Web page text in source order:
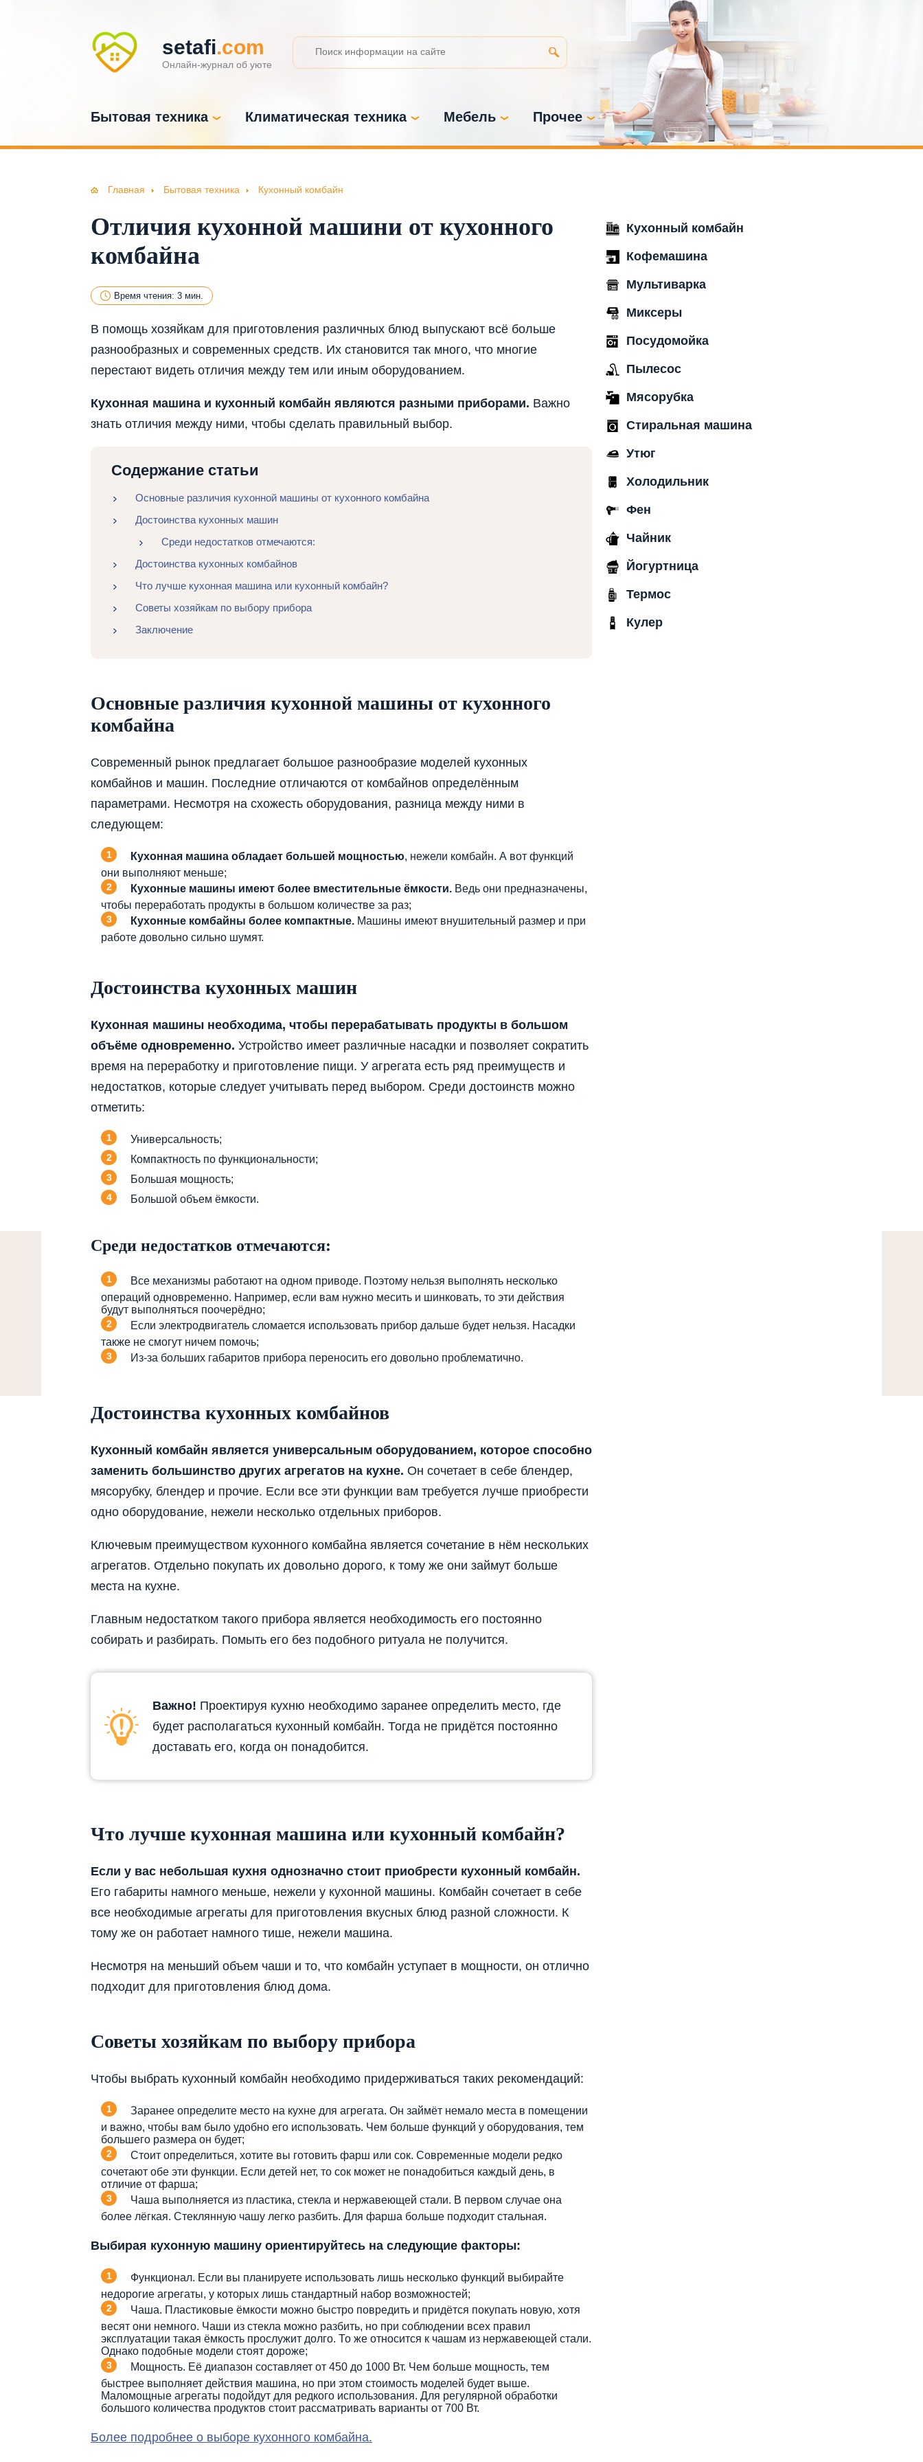
setafi.com
Онлайн-журнал об уюте
Бытовая техника Климатическая техника Мебель Прочее
Главная Бытовая техника Кухонный комбайн
Отличия кухонной машини от кухонного
комбайна
Время чтения: 3 мин.
В помощь хозяйкам для приготовления различных блюд выпускают всё больше
разнообразных и современных средств. Их становится так много, что многие
перестают видеть отличия между тем или иным оборудованием.
Кухонная машина и кухонный комбайн являются разными приборами. Важно
знать отличия между ними, чтобы сделать правильный выбор.
Содержание статьи
Основные различия кухонной машины от кухонного комбайна
Достоинства кухонных машин
Среди недостатков отмечаются:
Достоинства кухонных комбайнов
Что лучше кухонная машина или кухонный комбайн?
Советы хозяйкам по выбору прибора
Заключение
Основные различия кухонной машины от кухонного
комбайна
Современный рынок предлагает большое разнообразие моделей кухонных
комбайнов и машин. Последние отличаются от комбайнов определённым
параметрами. Несмотря на схожесть оборудования, разница между ними в
следующем:
Кухонная машина обладает большей мощностью, нежели комбайн. А вот функций
они выполняют меньше;
Кухонные машины имеют более вместительные ёмкости. Ведь они предназначены,
чтобы переработать продукты в большом количестве за раз;
Кухонные комбайны более компактные. Машины имеют внушительный размер и при
работе довольно сильно шумят.
Достоинства кухонных машин
Кухонная машины необходима, чтобы перерабатывать продукты в большом
объёме одновременно. Устройство имеет различные насадки и позволяет сократить
время на переработку и приготовление пищи. У агрегата есть ряд преимуществ и
недостатков, которые следует учитывать перед выбором. Среди достоинств можно
отметить:
Универсальность;
Компактность по функциональности;
Большая мощность;
Большой объем ёмкости.
Среди недостатков отмечаются:
Все механизмы работают на одном приводе. Поэтому нельзя выполнять несколько
операций одновременно. Например, если вам нужно месить и шинковать, то эти действия
будут выполняться поочерёдно;
Если электродвигатель сломается использовать прибор дальше будет нельзя. Насадки
также не смогут ничем помочь;
Из-за больших габаритов прибора переносить его довольно проблематично.
Достоинства кухонных комбайнов
Кухонный комбайн является универсальным оборудованием, которое способно
заменить большинство других агрегатов на кухне. Он сочетает в себе блендер,
мясорубку, блендер и прочие. Если все эти функции вам требуется лучше приобрести
одно оборудование, нежели несколько отдельных приборов.
Ключевым преимуществом кухонного комбайна является сочетание в нём нескольких
агрегатов. Отдельно покупать их довольно дорого, к тому же они займут больше
места на кухне.
Главным недостатком такого прибора является необходимость его постоянно
собирать и разбирать. Помыть его без подобного ритуала не получится.
Важно! Проектируя кухню необходимо заранее определить место, где
будет располагаться кухонный комбайн. Тогда не придётся постоянно
доставать его, когда он понадобится.
Что лучше кухонная машина или кухонный комбайн?
Если у вас небольшая кухня однозначно стоит приобрести кухонный комбайн.
Его габариты намного меньше, нежели у кухонной машины. Комбайн сочетает в себе
все необходимые агрегаты для приготовления вкусных блюд разной сложности. К
тому же он работает намного тише, нежели машина.
Несмотря на меньший объем чаши и то, что комбайн уступает в мощности, он отлично
подходит для приготовления блюд дома.
Советы хозяйкам по выбору прибора
Чтобы выбрать кухонный комбайн необходимо придерживаться таких рекомендаций:
Заранее определите место на кухне для агрегата. Он займёт немало места в помещении
и важно, чтобы вам было удобно его использовать. Чем больше функций у оборудования, тем
большего размера он будет;
Стоит определиться, хотите вы готовить фарш или сок. Современные модели редко
сочетают обе эти функции. Если детей нет, то сок может не понадобиться каждый день, в
отличие от фарша;
Чаша выполняется из пластика, стекла и нержавеющей стали. В первом случае она
более лёгкая. Стеклянную чашу легко разбить. Для фарша больше подходит стальная.
Выбирая кухонную машину ориентируйтесь на следующие факторы:
Функционал. Если вы планируете использовать лишь несколько функций выбирайте
недорогие агрегаты, у которых лишь стандартный набор возможностей;
Чаша. Пластиковые ёмкости можно быстро повредить и придётся покупать новую, хотя
весят они немного. Чаши из стекла можно разбить, но при соблюдении всех правил
эксплуатации такая ёмкость прослужит долго. То же относится к чашам из нержавеющей стали.
Однако подобные модели стоят дороже;
Мощность. Её диапазон составляет от 450 до 1000 Вт. Чем больше мощность, тем
быстрее выполняет действия машина, но при этом стоимость моделей будет выше.
Маломощные агрегаты подойдут для редкого использования. Для регулярной обработки
большого количества продуктов стоит рассматривать варианты от 700 Вт.
Более подробнее о выборе кухонного комбайна.
Кухонный комбайн
Кофемашина
Мультиварка
Миксеры
Посудомойка
Пылесос
Мясорубка
Стиральная машина
Утюг
Холодильник
Фен
Чайник
Йогуртница
Термос
Кулер